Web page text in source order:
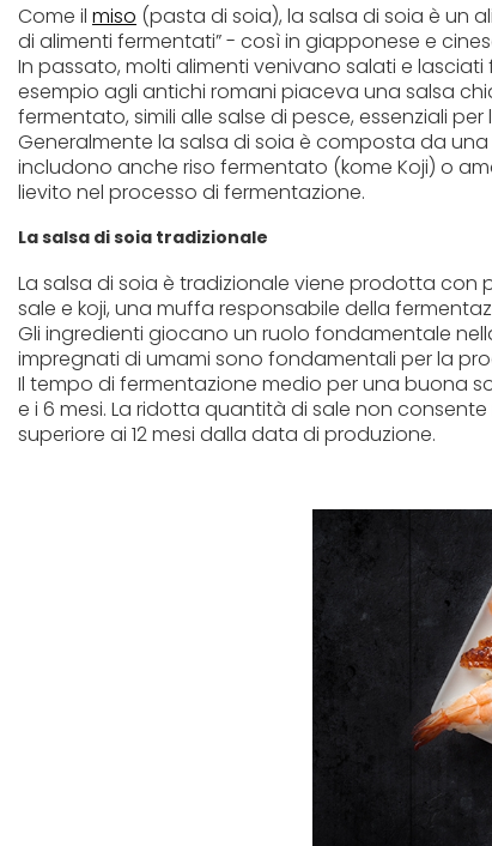
Come il miso (pasta di soia), la salsa di soia è un
di alimenti fermentati” - così in giapponese e
In passato, molti alimenti venivano salati e
esempio agli antichi romani piaceva una salsa
fermentato, simili alle salse di pesce, essenziali
Generalmente la salsa di soia è composta da
includono anche riso fermentato (kome Koji) o
lievito nel processo di fermentazione.
La salsa di soia tradizionale
La salsa di soia è tradizionale viene prodotta con
sale e koji, una muffa responsabile della
Gli ingredienti giocano un ruolo fondamentale
impregnati di umami sono fondamentali per la
Il tempo di fermentazione medio per una buona
e i 6 mesi. La ridotta quantità di sale non
superiore ai 12 mesi dalla data di produzione.